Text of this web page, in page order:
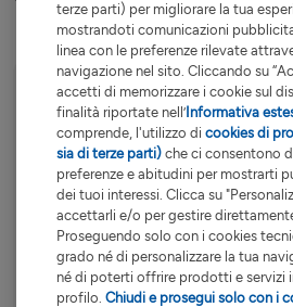
RISERVA DI LIQUIDITÀ
Credit
La soluzione ideale per
importanti investimenti e
ottenere una riserva di
terze parti) per migliorare la tua
mostrandoti comunicazioni
linea con le preferenze rilevate
navigazione nel sito. Cliccando su
accetti di memorizzare i cookie sul
finalità riportate nell’Informativa
comprende, l'utilizzo di cookies di
sia di terze parti)che ci consentono
preferenze e abitudini per mostrarti
dei tuoi interessi. Clicca su
accettarli e/o per gestire
Proseguendo solo con i cookies
grado né di personalizzare la tua
né di poterti offrire prodotti e servizi
profilo. Chiudi e prosegui solo con i